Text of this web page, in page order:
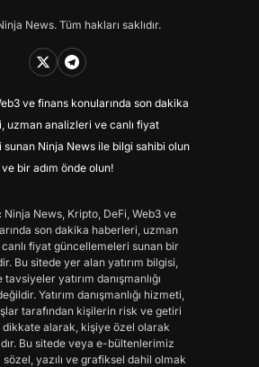
News. Tüm hakları saklıdır.
ve finans konularında son dakika
uzman analizleri ve canlı fiyat
Ninja News ile bilgi sahibi olun
ve bir adım önde olun!
Ninja News, Kripto, DeFi, Web3 ve
son dakika haberleri, uzman
fiyat güncellemeleri sunan bir
Bu sitede yer alan yatırım bilgisi,
yatırım danışmanlığı
Yatırım danışmanlığı hizmeti,
tarafından kişilerin risk ve getiri
alarak, kişiye özel olarak
Bu sitede veya e-bültenlerimiz
sözel, yazılı ve grafiksel dahil olmak